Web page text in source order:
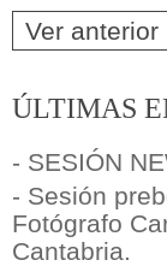
Ver anterior
ÚLTIMAS
- SESIÓN
- Sesión
Fotógrafo
Cantabria.